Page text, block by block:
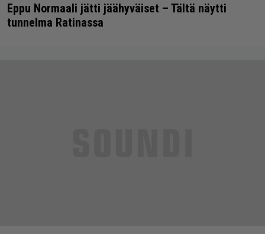
Eppu Normaali jätti jäähyväiset – Tältä näytti
tunnelma Ratinassa